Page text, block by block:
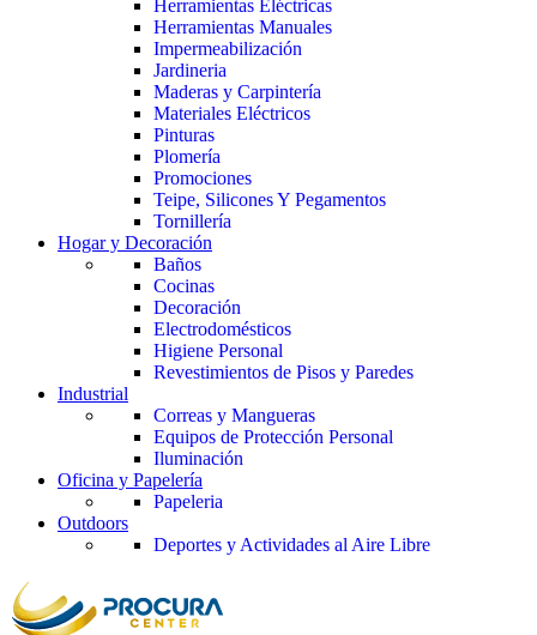
Herramientas Eléctricas
Herramientas Manuales
Impermeabilización
Jardineria
Maderas y Carpintería
Materiales Eléctricos
Pinturas
Plomería
Promociones
Teipe, Silicones Y Pegamentos
Tornillería
Hogar y Decoración
Baños
Cocinas
Decoración
Electrodomésticos
Higiene Personal
Revestimientos de Pisos y Paredes
Industrial
Correas y Mangueras
Equipos de Protección Personal
Iluminación
Oficina y Papelería
Papeleria
Outdoors
Deportes y Actividades al Aire Libre